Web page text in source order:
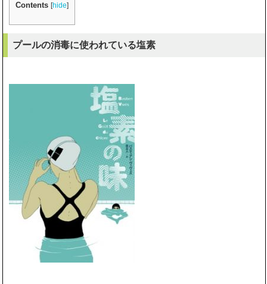
Contents [hide]
プールの消毒に使われている塩素